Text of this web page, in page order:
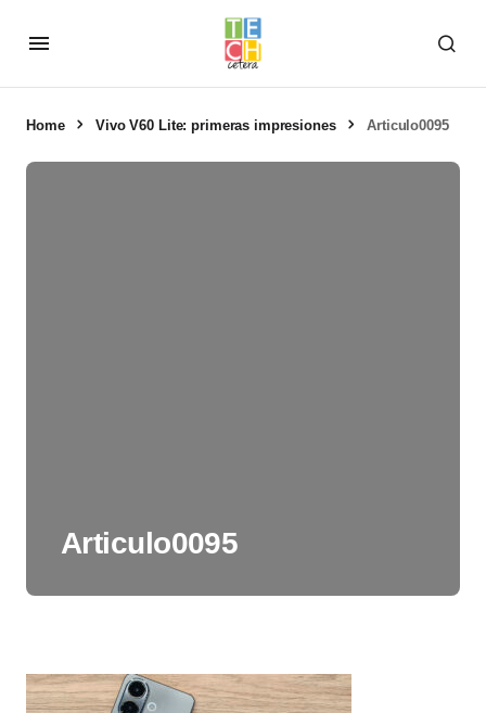
Home Vivo V60 Lite: primeras impresiones Articulo0095
Articulo0095